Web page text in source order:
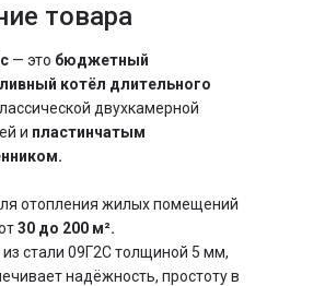
длительного горения,
неутепленный,
энергонезависимый, с
боковой загрузкой
— это бюджетный
котёл длительного
двухкамерной
и пластинчатым
отопления жилых помещений
30 до 200 м².
из стали 09Г2С толщиной 5 мм,
надёжность, простоту в
товара